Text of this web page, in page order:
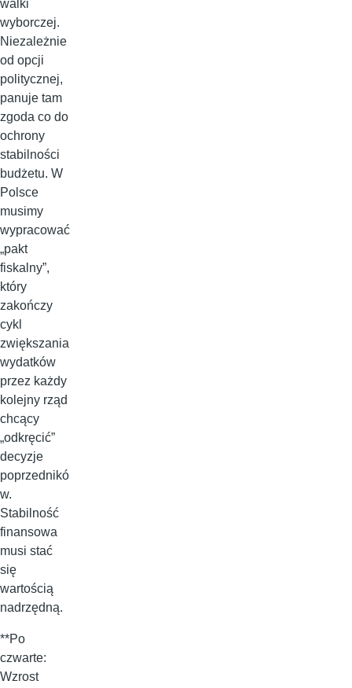
walki
wyborczej.
Niezależnie
od opcji
politycznej,
panuje tam
zgoda co do
ochrony
stabilności
budżetu. W
Polsce
musimy
wypracować
„pakt
fiskalny”,
który
zakończy
cykl
zwiększania
wydatków
przez każdy
kolejny rząd
chcący
„odkręcić”
decyzje
poprzednikó
w.
Stabilność
finansowa
musi stać
się
wartością
nadrzędną.
**Po
czwarte:
Wzrost